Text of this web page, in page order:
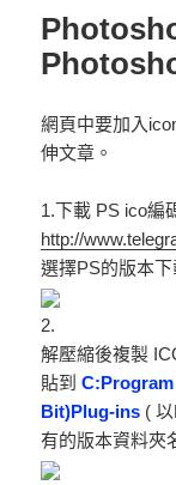
網頁中要加入
伸文章。
1.下載 PS ico編
http://
選擇PS的版本
2.
解壓縮後複製
貼到
Bit)Plug-ins (
有的版本資料夾